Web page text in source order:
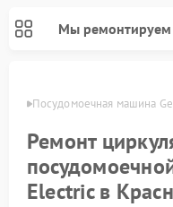
Мы ремонтируем
Посудомоечная машина
Ремонт
Electric в